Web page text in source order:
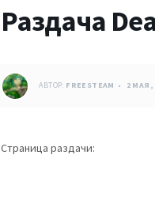
Раздача
АВТОР: FREESTEAM 2 МАЯ,
Страница раздачи: